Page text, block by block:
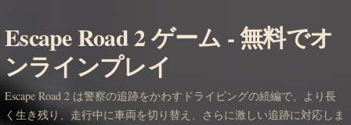
Escape Road 2 ゲーム - 無料でオ
ンラインプレイ
Escape Road 2 は警察の追跡をかわすドライビングの続編で、より長
く生き残り、走行中に車両を切り替え、さらに激しい追跡に対応しま